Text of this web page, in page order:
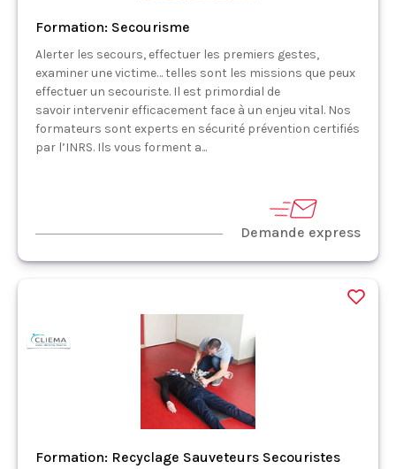
Formation: Secourisme
Alerter les secours, effectuer les premiers gestes,
examiner une victime… telles sont les missions que peux
effectuer un secouriste. Il est primordial de
savoir intervenir efficacement face à un enjeu vital. Nos
formateurs sont experts en sécurité prévention certifiés
par l’INRS. Ils vous forment a...
Demande express
Formation: Recyclage Sauveteurs Secouristes